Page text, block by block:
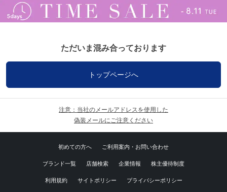
ただいま混み合っております
トップページへ
注意：当社のメールアドレスを使用した
偽装メールにご注意ください
初めての方へ ご利用案内・お問い合わせ
ブランド一覧 店舗検索 企業情報 株主優待制度
利用規約 サイトポリシー プライバシーポリシー